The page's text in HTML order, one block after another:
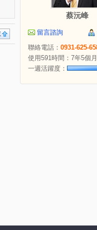
蔡沅峰
留言諮詢
聯絡電話： 0931-625-
使用591時間：7年5個月
一週活躍度：